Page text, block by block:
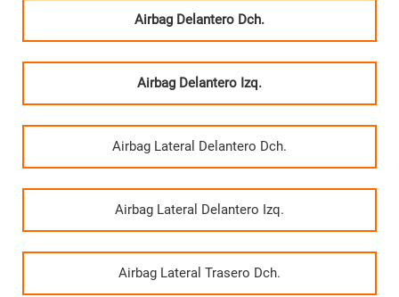
Airbag Delantero Dch.
Airbag Delantero Izq.
Airbag Lateral Delantero Dch.
Airbag Lateral Delantero Izq.
Airbag Lateral Trasero Dch.